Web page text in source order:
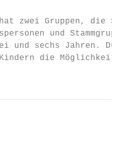
zwei Gruppen, die
und
und sechs Jahren.
die Möglichkeit